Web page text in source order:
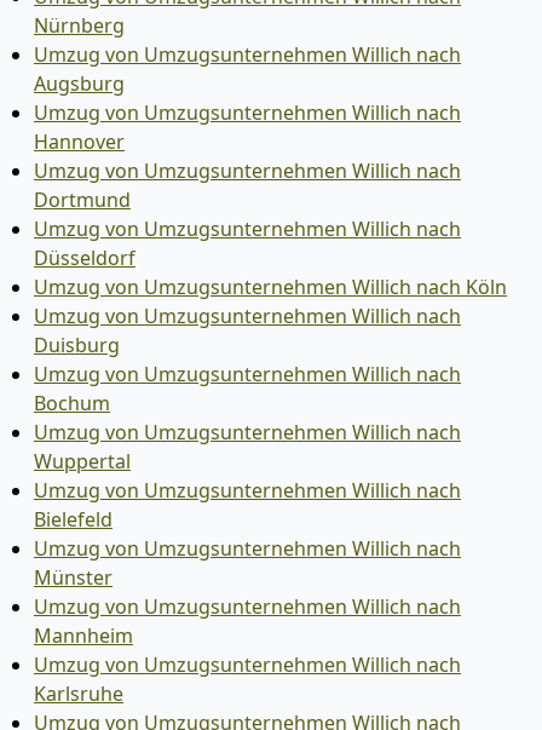
Nürnberg
Umzug von Umzugsunternehmen Willich nach
Augsburg
Umzug von Umzugsunternehmen Willich nach
Hannover
Umzug von Umzugsunternehmen Willich nach
Dortmund
Umzug von Umzugsunternehmen Willich nach
Düsseldorf
Umzug von Umzugsunternehmen Willich nach Köln
Umzug von Umzugsunternehmen Willich nach
Duisburg
Umzug von Umzugsunternehmen Willich nach
Bochum
Umzug von Umzugsunternehmen Willich nach
Wuppertal
Umzug von Umzugsunternehmen Willich nach
Bielefeld
Umzug von Umzugsunternehmen Willich nach
Münster
Umzug von Umzugsunternehmen Willich nach
Mannheim
Umzug von Umzugsunternehmen Willich nach
Karlsruhe
Umzug von Umzugsunternehmen Willich nach